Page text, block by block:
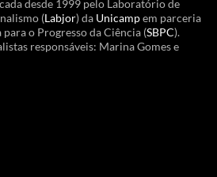
desde 1999 pelo Laboratório de
(Labjor) da Unicampem parceria
o Progresso da Ciência (SBPC).
responsáveis: Marina Gomes e